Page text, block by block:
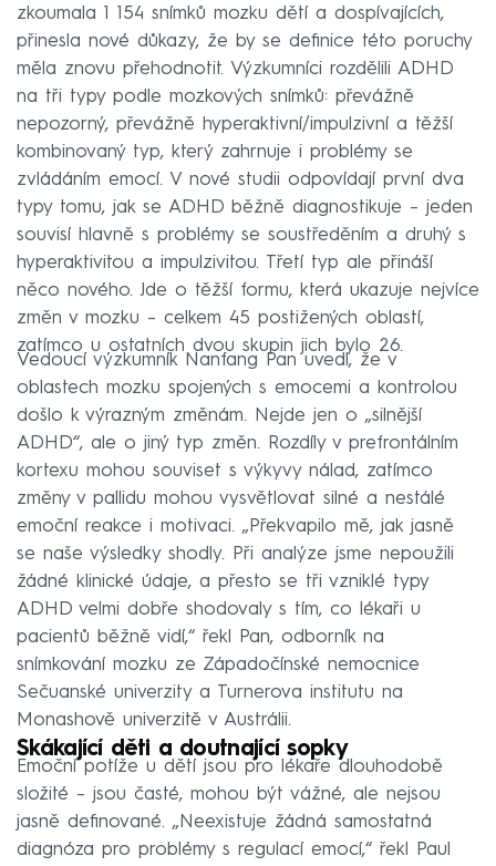
zkoumala 1 154 snímků mozku dětí a dospívajících,
přinesla nové důkazy, že by se definice této poruchy
měla znovu přehodnotit. Výzkumníci rozdělili ADHD
na tři typy podle mozkových snímků: převážně
nepozorný, převážně hyperaktivní/impulzivní a těžší
kombinovaný typ, který zahrnuje i problémy se
zvládáním emocí. V nové studii odpovídají první dva
typy tomu, jak se ADHD běžně diagnostikuje – jeden
souvisí hlavně s problémy se soustředěním a druhý s
hyperaktivitou a impulzivitou. Třetí typ ale přináší
něco nového. Jde o těžší formu, která ukazuje nejvíce
změn v mozku – celkem 45 postižených oblastí,
zatímco u ostatních dvou skupin jich bylo 26.
Vedoucí výzkumník Nanfang Pan uvedl, že v
oblastech mozku spojených s emocemi a kontrolou
došlo k výrazným změnám. Nejde jen o „silnější
ADHD“, ale o jiný typ změn. Rozdíly v prefrontálním
kortexu mohou souviset s výkyvy nálad, zatímco
změny v pallidu mohou vysvětlovat silné a nestálé
emoční reakce i motivaci. „Překvapilo mě, jak jasně
se naše výsledky shodly. Při analýze jsme nepoužili
žádné klinické údaje, a přesto se tři vzniklé typy
ADHD velmi dobře shodovaly s tím, co lékaři u
pacientů běžně vidí,“ řekl Pan, odborník na
snímkování mozku ze Západočínské nemocnice
Sečuanské univerzity a Turnerova institutu na
Monashově univerzitě v Austrálii.
Skákající děti a doutnající sopky
Emoční potíže u dětí jsou pro lékaře dlouhodobě
složité – jsou časté, mohou být vážné, ale nejsou
jasně definované. „Neexistuje žádná samostatná
diagnóza pro problémy s regulací emocí,“ řekl Paul